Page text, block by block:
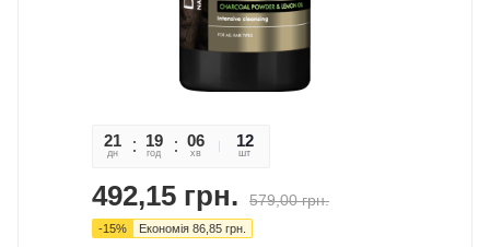
21
дн
19
год
06
хв
46
сек
12
шт
492,15 грн. 579,00грн.
-15% Економія 86,85 грн.